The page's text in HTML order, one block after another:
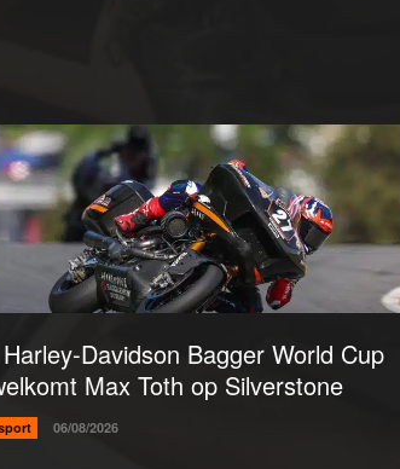
Davidson Bagger World Cup
Max Toth op Silverstone
06/08/2026